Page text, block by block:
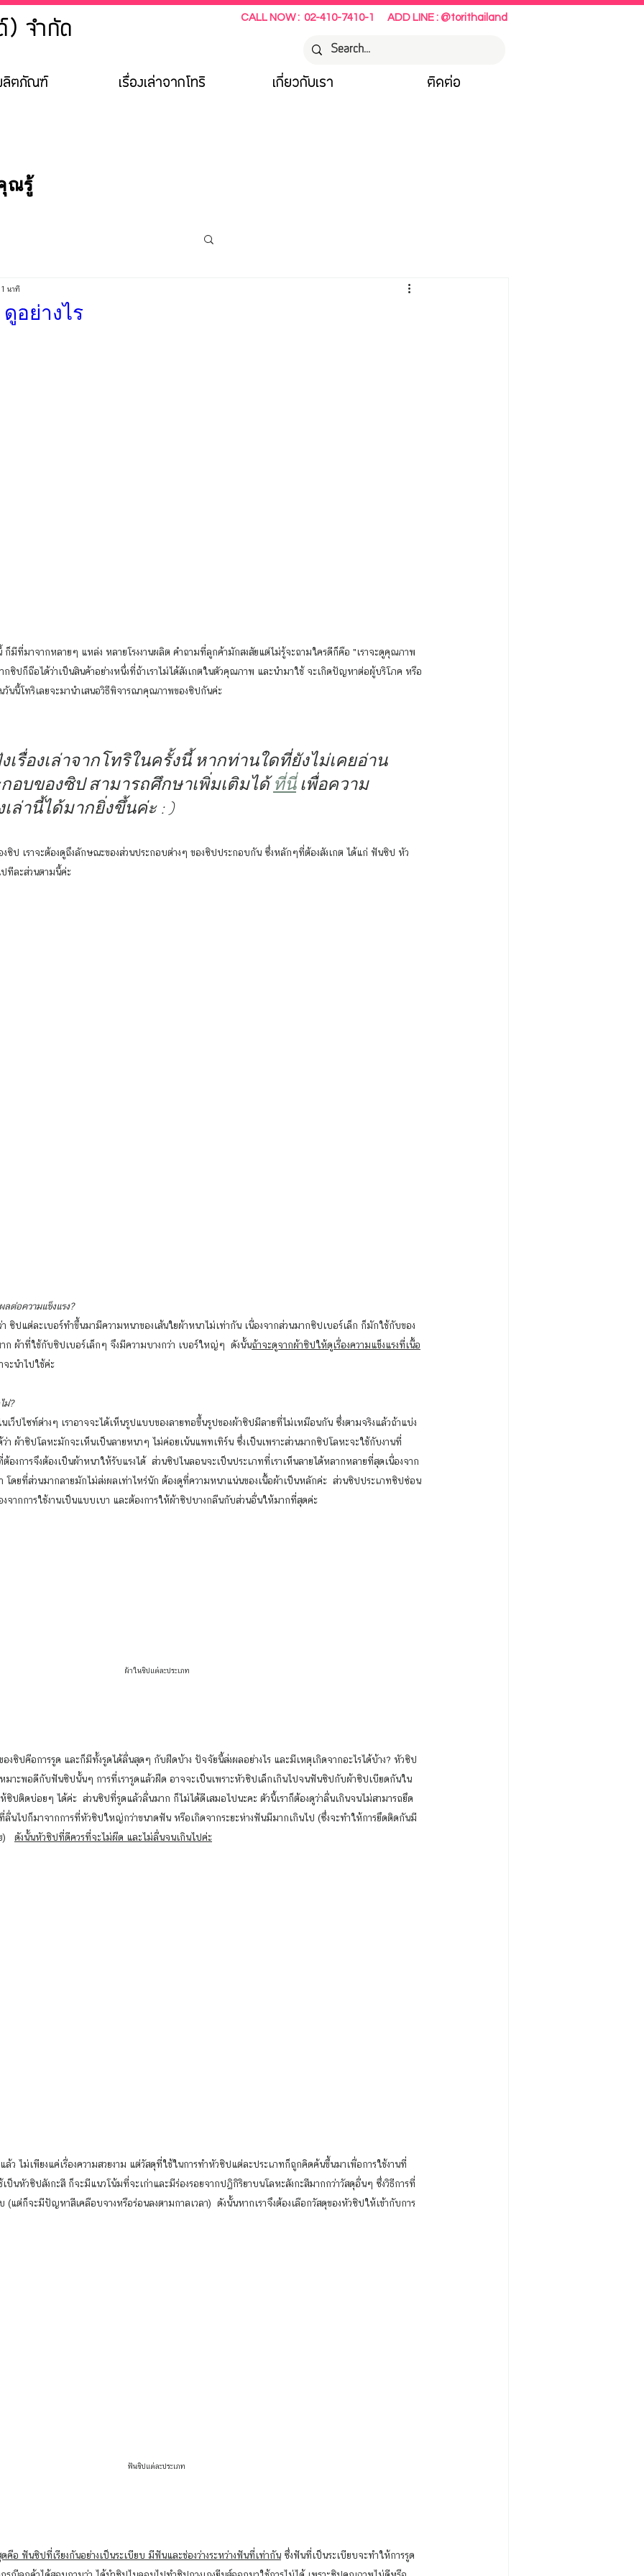
) จำกัด
ADD LINE : @torithailand
CALL NOW : 02-410-7410-1
ลิตภัณฑ์ เรื่องเล่าจากโทริ เกี่ยวกับเรา ติดต่อ
ณรู้
อย่างไร
นาที
ากซิปก็ถือได้ว่าเป็นสินค้าอย่างหนึ่งที่ถ้าเราไม่ได้สังเกตในตัวคุณภาพ และนำมาใช้ จะเกิดปัญหาต่อผู้บริโภค หรือ
นนี้โทริเลยจะมานำเสนอวิธีพิจารณาคุณภาพของซิปกันค่ะ
รื่องเล่าจากโทริในครั้งนี้ หากท่านใดที่ยังไม่เคยอ่าน
กอบของซิป สามารถศึกษาเพิ่มเติมได้ ที่นี่ เพื่อความ
เล่านี้ได้มากยิ่งขึ้นค่ะ : )
ทีละส่วนตามนี้ค่ะ
ต่อความแข็งแรง?
ก ผ้าที่ใช้กับซิปเบอร์เล็กๆ จึงมีความบางกว่า เบอร์ใหญ่ๆ  ดังนั้นถ้าจะดูจากผ้าซิปให้ดูเรื่องความแข็งแรงที่เนื้อ
จะนำไปใช้ค่ะ
?
า ผ้าซิปโลหะมักจะเห็นเป็นลายหนาๆ ไม่ค่อยเน้นแพทเทิร์น ซึ่งเป็นเพราะส่วนมากซิปโลหะจะใช้กับงานที่
ต้องการจึงต้องเป็นผ้าหนาให้รับแรงได้  ส่วนซิปไนลอนจะเป็นประเภทที่เราเห็นลายได้หลากหลายที่สุดเนื่องจาก
โดยที่ส่วนมากลายมักไม่ส่งผลเท่าไหร่นัก ต้องดูที่ความหนาแน่นของเนื้อผ้าเป็นหลักค่ะ  ส่วนซิปประเภทซิปซ่อน
งจากการใช้งานเป็นแบบเบา และต้องการให้ผ้าซิปบางกลืนกับส่วนอื่นให้มากที่สุดค่ะ
ผ้าในซิปแต่ละประเภท
มาะพอดีกับฟันซิปนั้นๆ การที่เรารูดแล้วฝืด อาจจะเป็นเพราะหัวซิปเล็กเกินไปจนฟันซิปกับผ้าซิปเบียดกันใน
ปติดบ่อยๆ ได้ค่ะ  ส่วนซิปที่รูดแล้วลื่นมาก ก็ไม่ได้ดีเสมอไปนะคะ ตัวนี้เราก็ต้องดูว่าลื่นเกินจนไม่สามารถยึด
ลื่นไปก็มาจากการที่หัวซิปใหญ่กว่าขนาดฟัน หรือเกิดจากระยะห่างฟันมีมากเกินไป (ซึ่งจะทำให้การยึดติดกันมี
) ดังนั้นหัวซิปที่ดีควรที่จะไม่ผืด และไม่ลื่นจนเกินไปค่ะ
เป็นหัวซิปสังกะสี ก็จะมีแนวโน้มที่จะเก่าและมีร่องรอยจากปฎิกิริยาบนโลหะสังกะสีมากกว่าวัสดุอื่นๆ ซึ่งวิธีการที่
แต่ก็จะมีปัญหาสีเคลือบจางหรือร่อนลงตามกาลเวลา)  ดังนั้นหากเราจึงต้องเลือกวัสดุของหัวซิปให้เข้ากับการ
ฟันซิปแต่ละประเภท
อ ฟันซิปที่เรียงกันอย่างเป็นระเบียบ มีฟันและช่องว่างระหว่างฟันที่เท่ากัน ซึ่งฟันที่เป็นระเบียบจะทำให้การรูด